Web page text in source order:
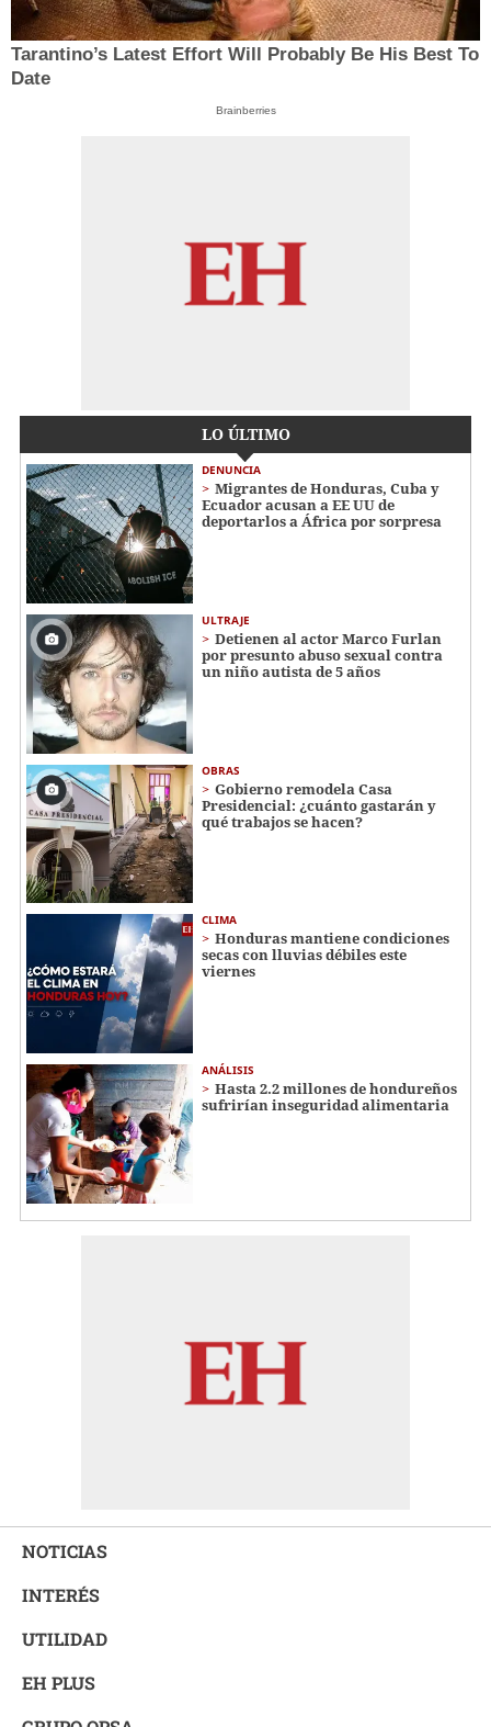
Tarantino’s Latest Effort Will Probably Be His Best To
Date
Brainberries
LO ÚLTIMO
DENUNCIA
Migrantes de Honduras, Cuba y
Ecuador acusan a EE UU de
deportarlos a África por sorpresa
ULTRAJE
Detienen al actor Marco Furlan
por presunto abuso sexual contra
un niño autista de 5 años
OBRAS
Gobierno remodela Casa
Presidencial: ¿cuánto gastarán y
qué trabajos se hacen?
CLIMA
Honduras mantiene condiciones
secas con lluvias débiles este
viernes
ANÁLISIS
Hasta 2.2 millones de hondureños
sufrirían inseguridad alimentaria
NOTICIAS
INTERÉS
UTILIDAD
EH PLUS